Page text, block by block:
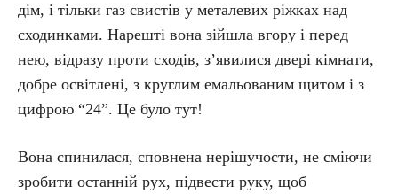
дім, і тільки газ свистів у металевих ріжках над
сходинками. Нарешті вона зійшла вгору і перед
нею, відразу проти сходів, з’явилися двері кімнати,
добре освітлені, з круглим емальованим щитом і з
цифрою “24”. Це було тут!
Вона спинилася, сповнена нерішучости, не сміючи
зробити останній рух, підвести руку, щоб